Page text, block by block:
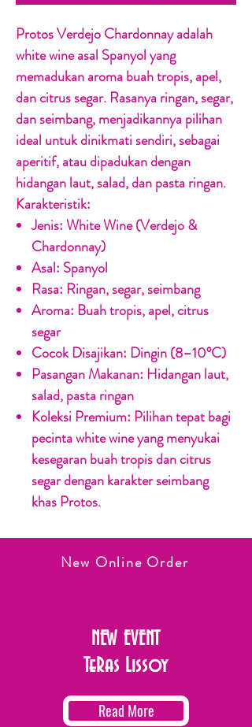
Protos Verdejo Chardonnay adalah
white wine asal Spanyol yang
memadukan aroma buah tropis, apel,
dan citrus segar. Rasanya ringan, segar,
dan seimbang, menjadikannya pilihan
ideal untuk dinikmati sendiri, sebagai
aperitif, atau dipadukan dengan
hidangan laut, salad, dan pasta ringan.
Karakteristik:
Jenis:White Wine (Verdejo &
Chardonnay)
Asal: Spanyol
Rasa: Ringan, segar, seimbang
Aroma: Buah tropis, apel, citrus
segar
Cocok Disajikan: Dingin (8–10°C)
Pasangan Makanan: Hidangan laut,
salad, pasta ringan
Koleksi Premium: Pilihan tepat bagi
pecinta white wine yang menyukai
kesegaran buah tropis dan citrus
segar dengan karakter seimbang
khas Protos.
New Online Order
NEW EVENT
TeRas Lissoy
Read More